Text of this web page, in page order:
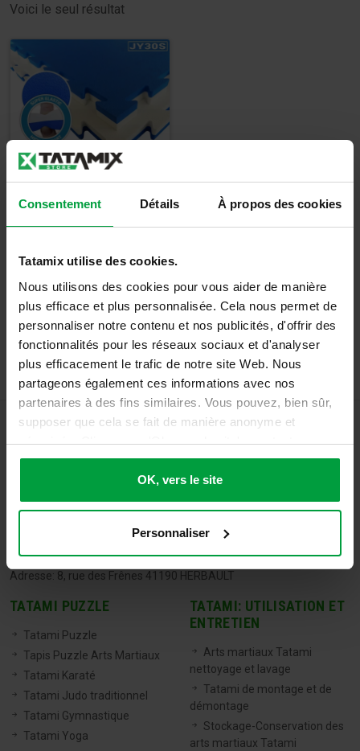
Consentement Détails À propos des cookies
Tatamix utilise des cookies.
Nous utilisons des cookies pour vous aider de manière
plus efficace et plus personnalisée. Cela nous permet de
personnaliser notre contenu et nos publicités, d'offrir des
fonctionnalités pour les réseaux sociaux et d'analyser
plus efficacement le trafic de notre site Web. Nous
partageons également ces informations avec nos
partenaires à des fins similaires. Vous pouvez, bien sûr,
supposer que cela se fait de manière anonyme et
sécurisée. Cliquez sur 'Ok, vers le site' pour tout
accepter ou ajustez manuellement vos préférences.
OK, vers le site
Personnaliser
Voici le seul résultat
TATAMIX FRANCE
Email:info@tatamixstore.com
Adresse: 8, rue des Frênes 41190 HERBAULT
TATAMI PUZZLE
Tatami Puzzle
Tapis Puzzle Arts Martiaux
Tatami Karaté
Tatami Judo traditionnel
Tatami Gymnastique
Tatami Yoga
TATAMI: UTILISATION ET
ENTRETIEN
Arts martiaux Tatami
nettoyage et lavage
Tatami de montage et de
démontage
Stockage-Conservation des
arts martiaux Tatami